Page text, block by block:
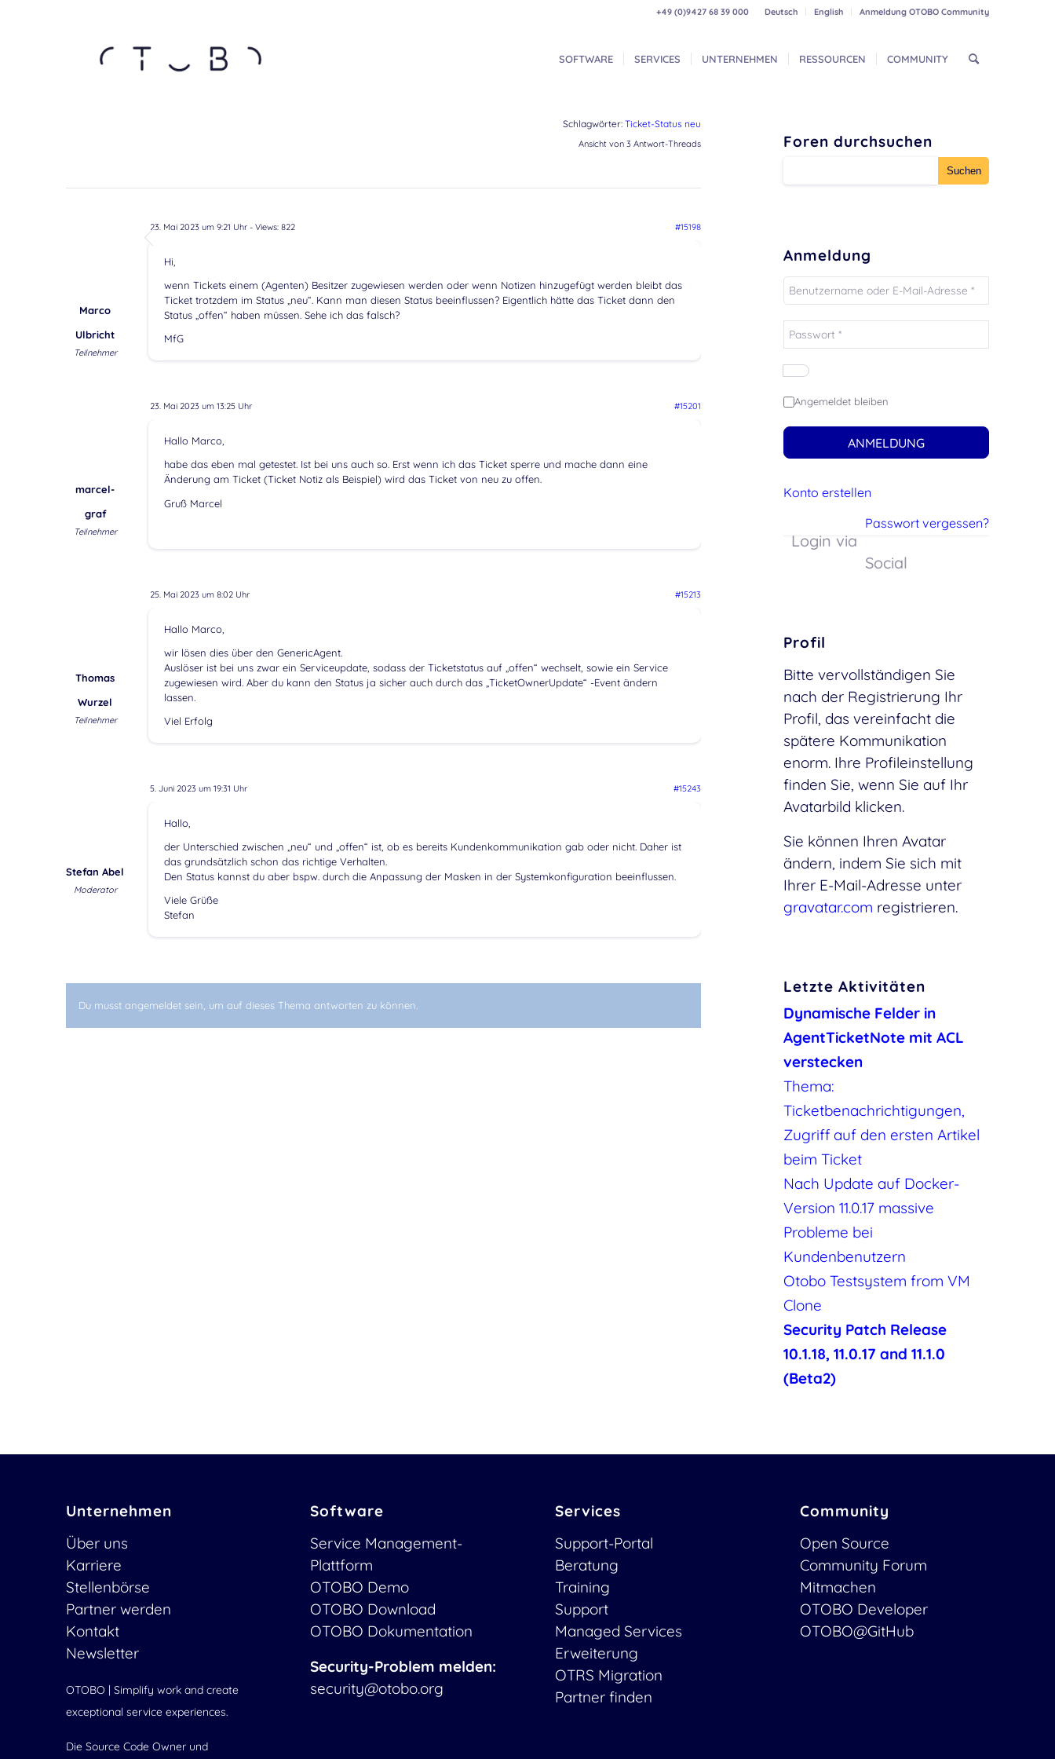
Deutsch English Anmeldung OTOBO Community
+49 (0)9427 68 39 000
SOFTWARE SERVICES UNTERNEHMEN RESSOURCEN COMMUNITY
Schlagwörter: Ticket-Status neu
Ansicht von 3 Antwort-Threads
23. Mai 2023 um 9:21 Uhr- Views: 822 #15198
Marco
Ulbricht
Teilnehmer
Hi,
wenn Tickets einem (Agenten) Besitzer zugewiesen werden oder wenn Notizen hinzugefügt werden bleibt das
Ticket trotzdem im Status „neu“. Kann man diesen Status beeinflussen? Eigentlich hätte das Ticket dann den
Status „offen“ haben müssen. Sehe ich das falsch?
MfG
23. Mai 2023 um 13:25 Uhr #15201
marcel-
graf
Teilnehmer
Hallo Marco,
habe das eben mal getestet. Ist bei uns auch so. Erst wenn ich das Ticket sperre und mache dann eine
Änderung am Ticket (Ticket Notiz als Beispiel) wird das Ticket von neu zu offen.
Gruß Marcel
25. Mai 2023 um 8:02 Uhr #15213
Thomas
Wurzel
Teilnehmer
Hallo Marco,
wir lösen dies über den GenericAgent.
Auslöser ist bei uns zwar ein Serviceupdate, sodass der Ticketstatus auf „offen“ wechselt, sowie ein Service
zugewiesen wird. Aber du kann den Status ja sicher auch durch das „TicketOwnerUpdate“ -Event ändern
lassen.
Viel Erfolg
5. Juni 2023 um 19:31 Uhr #15243
Stefan Abel
Moderator
Hallo,
der Unterschied zwischen „neu“ und „offen“ ist, ob es bereits Kundenkommunikation gab oder nicht. Daher ist
das grundsätzlich schon das richtige Verhalten.
Den Status kannst du aber bspw. durch die Anpassung der Masken in der Systemkonfiguration beeinflussen.
Viele Grüße
Stefan
Du musst angemeldet sein, um auf dieses Thema antworten zu können.
Foren durchsuchen
Anmeldung
Angemeldet bleiben
ANMELDUNG
Konto erstellen
Passwort vergessen?
Login via
Social
Profil
Bitte vervollständigen Sie
nach der Registrierung Ihr
Profil, das vereinfacht die
spätere Kommunikation
enorm. Ihre Profileinstellung
finden Sie, wenn Sie auf Ihr
Avatarbild klicken.
Sie können Ihren Avatar
ändern, indem Sie sich mit
Ihrer E-Mail-Adresse unter
gravatar.com registrieren.
Letzte Aktivitäten
Dynamische Felder in
AgentTicketNote mit ACL
verstecken
Thema:
Ticketbenachrichtigungen,
Zugriff auf den ersten Artikel
beim Ticket
Nach Update auf Docker-
Version 11.0.17 massive
Probleme bei
Kundenbenutzern
Otobo Testsystem from VM
Clone
Security Patch Release
10.1.18, 11.0.17 and 11.1.0
(Beta2)
Unternehmen
Über uns
Karriere
Stellenbörse
Partner werden
Kontakt
Newsletter
OTOBO | Simplify work and create
exceptional service experiences.
Die Source Code Owner und
Software
Service Management-
Plattform
OTOBO Demo
OTOBO Download
OTOBO Dokumentation
Security-Problem melden:
security@otobo.org
Services
Support-Portal
Beratung
Training
Support
Managed Services
Erweiterung
OTRS Migration
Partner finden
Community
Open Source
Community Forum
Mitmachen
OTOBO Developer
OTOBO@GitHub